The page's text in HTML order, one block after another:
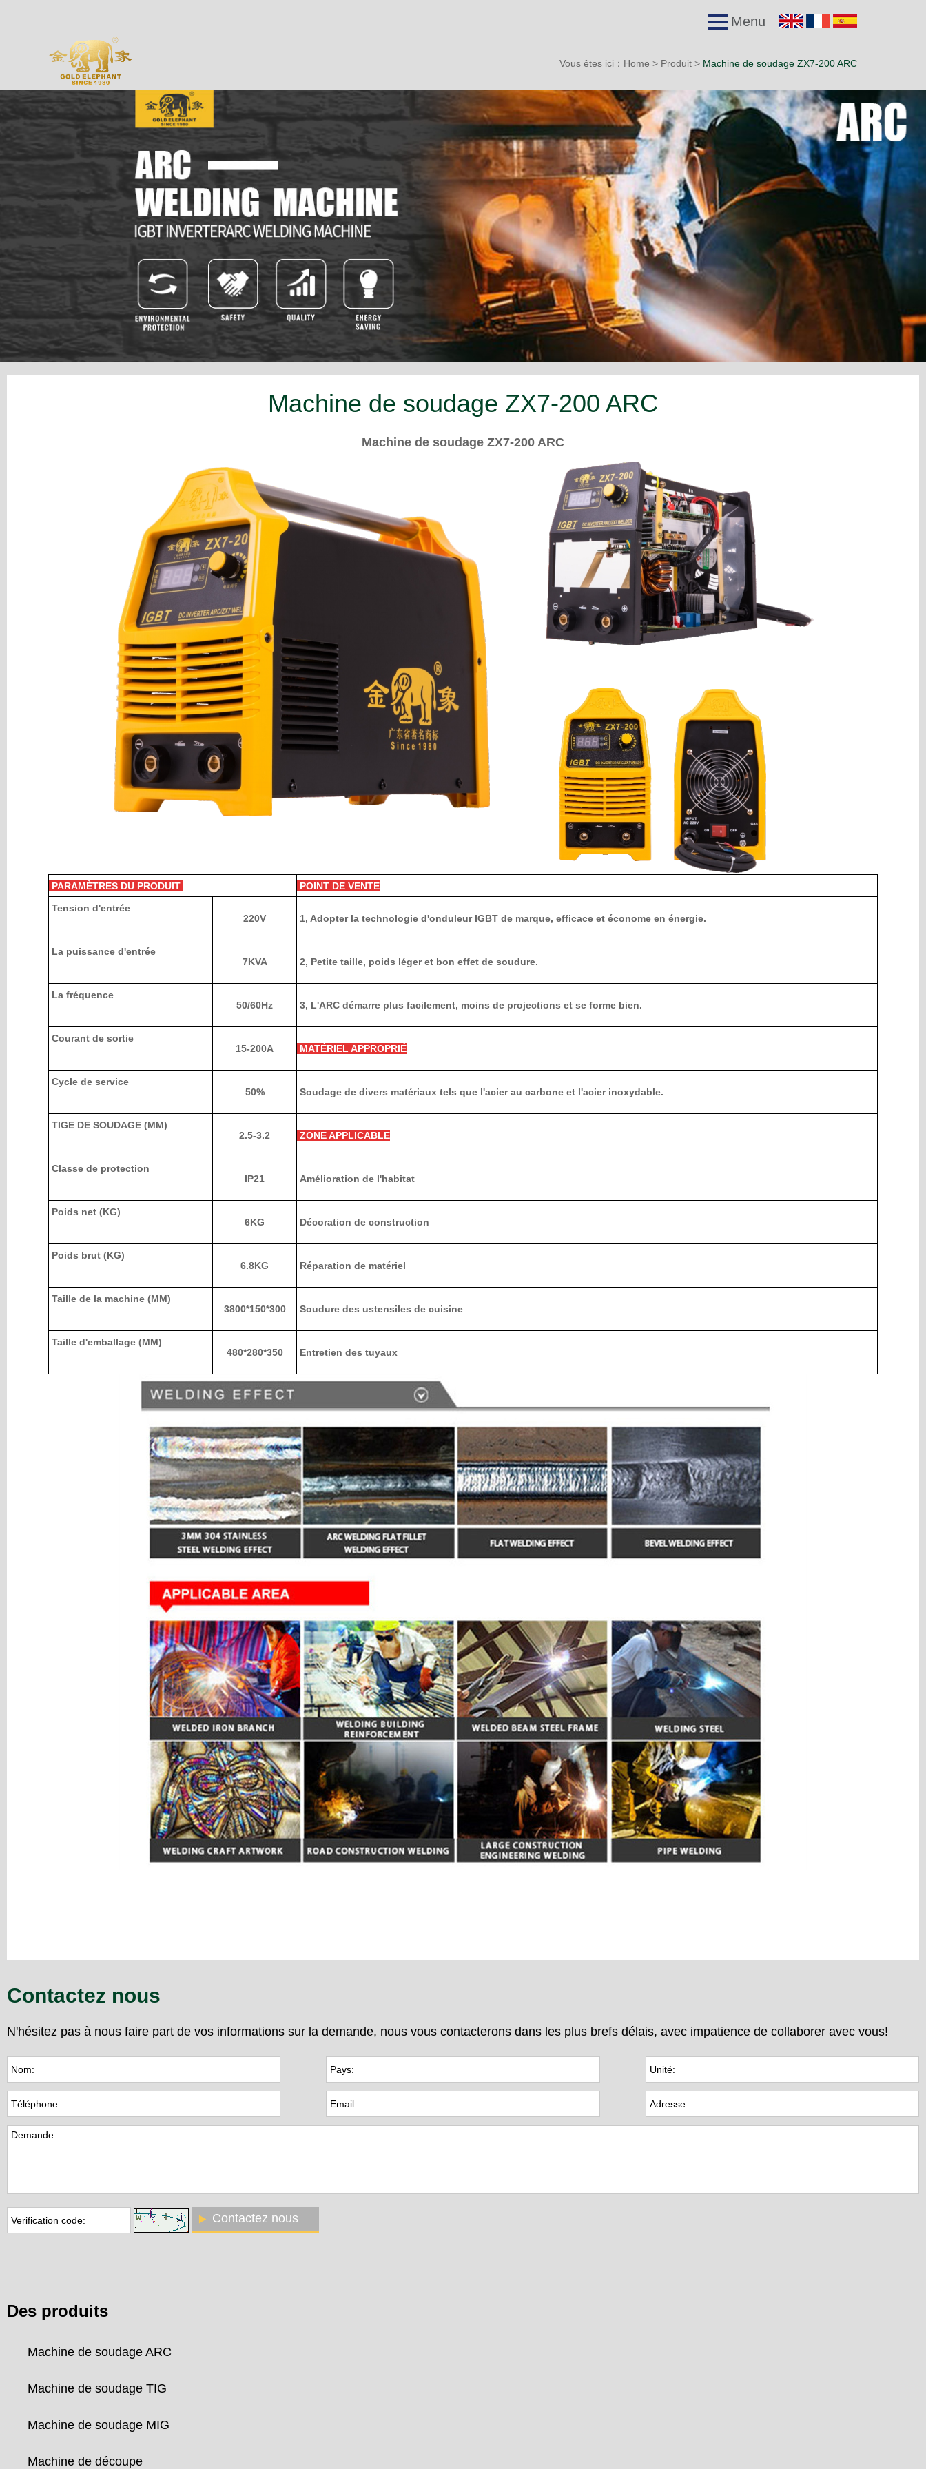
Menu
Vous êtes ici： Home > Produit > Machine de soudage ZX7-200 ARC
Application
Machine de soudage ARC
Machine de découpe
Accessoire de soudage
Avantage
R&D Capabilities
Service mondial
Soutien Technique
Viens avec nous.
Qui Nous Sommes
Notre Filiale
Quoi de neuf
Industry Knowledge
Machine de soudage ZX7-200 ARC
Machine de soudage ZX7-200 ARC
PARAMÈTRES DU PRODUIT
POINT DE VENTE
Tension d'entrée
220V
1, Adopter la technologie d'onduleur IGBT de marque, efficace et économe en énergie.
La puissance d'entrée
7KVA
2, Petite taille, poids léger et bon effet de soudure.
La fréquence
50/60Hz
3, L'ARC démarre plus facilement, moins de projections et se forme bien.
Courant de sortie
15-200A
MATÉRIEL APPROPRIÉ
Cycle de service
50%
Soudage de divers matériaux tels que l'acier au carbone et l'acier inoxydable.
TIGE DE SOUDAGE (MM)
2.5-3.2
ZONE APPLICABLE
Classe de protection
IP21
Amélioration de l'habitat
Poids net (KG)
6KG
Décoration de construction
Poids brut (KG)
6.8KG
Réparation de matériel
Taille de la machine (MM)
3800*150*300
Soudure des ustensiles de cuisine
Taille d'emballage (MM)
480*280*350
Entretien des tuyaux
Contactez nous
N'hésitez pas à nous faire part de vos informations sur la demande, nous vous contacterons dans les plus brefs délais, avec impatience de collaborer avec vous!
Contactez nous
Des produits
Machine de soudage ARC
Machine de soudage TIG
Machine de soudage MIG
Machine de découpe